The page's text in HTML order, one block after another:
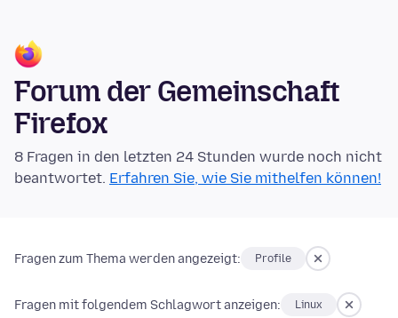
Forum der Gemeinschaft
Firefox
8 Fragen in den letzten 24 Stunden wurde noch nicht
beantwortet. Erfahren Sie, wie Sie mithelfen können!
Fragen zum Thema werden angezeigt: Profile
Fragen mit folgendem Schlagwort anzeigen: Linux